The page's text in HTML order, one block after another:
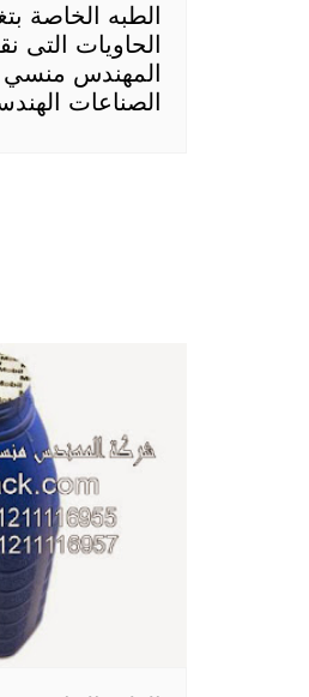
الطبه الخاصة
الحاويات التى
المهندس منسي
الصناعات